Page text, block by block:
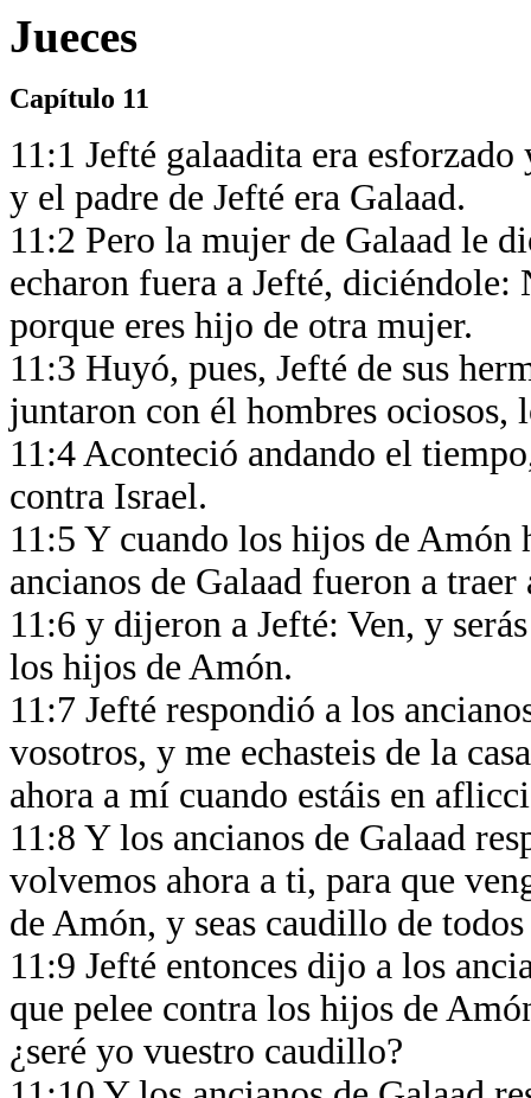
Jueces
Capítulo 11
11:1 Jefté galaadita era
y el padre de Jefté era Galaad.
11:2 Pero la mujer de Galaad le
echaron fuera a Jefté, diciéndole:
porque eres hijo de otra mujer.
11:3 Huyó, pues, Jefté de sus
juntaron con él hombres ociosos,
11:4 Aconteció andando el
contra Israel.
11:5 Y cuando los hijos de
ancianos de Galaad fueron a
11:6 y dijeron a Jefté: Ven, y
los hijos de Amón.
11:7 Jefté respondió a los
vosotros, y me echasteis de la
ahora a mí cuando estáis en
11:8 Y los ancianos de Galaad
volvemos ahora a ti, para que
de Amón, y seas caudillo de
11:9 Jefté entonces dijo a los
que pelee contra los hijos de
¿seré yo vuestro caudillo?